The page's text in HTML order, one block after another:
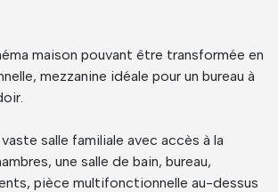
maison pouvant être transformée en
mezzanine idéale pour un bureau à
salle familiale avec accès à la
une salle de bain, bureau,
pièce multifonctionnelle au-dessus